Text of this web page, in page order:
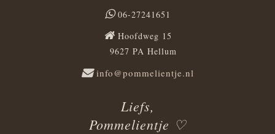
06-27241651
Hoofdweg 15
9627 PA Hellum
info@pommelientje.nl
Liefs,
Pommelientje ♡